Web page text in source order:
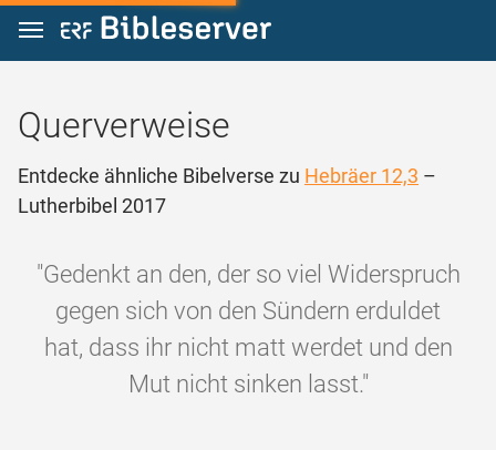
Zum Inhalt springen
Querverweise
Entdecke ähnliche Bibelverse zu Hebräer 12,3 –
Lutherbibel 2017
"Gedenkt an den, der so viel Widerspruch
gegen sich von den Sündern erduldet
hat, dass ihr nicht matt werdet und den
Mut nicht sinken lasst."